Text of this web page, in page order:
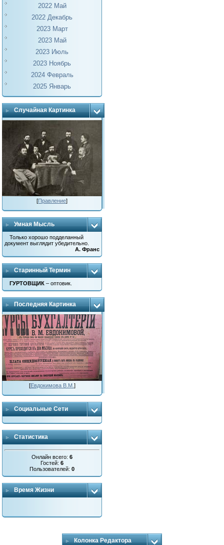
2022 Май
2022 Декабрь
2023 Март
2023 Май
2023 Июль
2023 Ноябрь
2024 Февраль
2025 Январь
Случайная Картинка
[Правление]
Умная Мысль
Только хорошо подделанный
документ выглядит убедительно.
А. Франс
Старинный Термин
ГУРТОВЩИК – оптовик.
Последняя Картинка
[Евдокимова В.М. ]
Социальные Сети
Статистика
Онлайн всего:6
Гостей:6
Пользователей:0
Время Жизни
Колонка Редактора